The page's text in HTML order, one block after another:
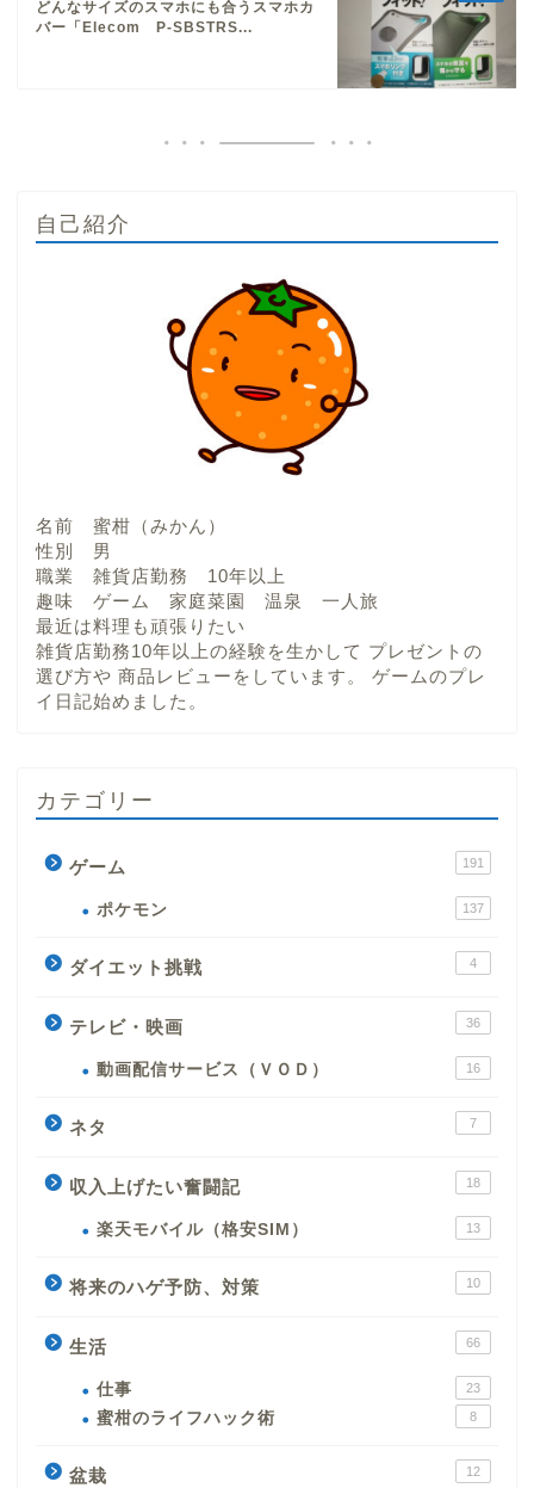
どんなサイズのスマホにも合うスマホカ
バー「Elecom P-SBSTRS...
自己紹介
名前 蜜柑（みかん）
性別 男
職業 雑貨店勤務 10年以上
趣味 ゲーム 家庭菜園 温泉 一人旅
最近は料理も頑張りたい
雑貨店勤務10年以上の経験を生かして プレゼントの
選び方や 商品レビューをしています。 ゲームのプレ
イ日記始めました。
カテゴリー
ゲーム 191
ポケモン 137
ダイエット挑戦 4
テレビ・映画 36
動画配信サービス（ＶＯＤ） 16
ネタ 7
収入上げたい奮闘記 18
楽天モバイル（格安SIM） 13
将来のハゲ予防、対策 10
生活 66
仕事 23
蜜柑のライフハック術 8
盆栽 12